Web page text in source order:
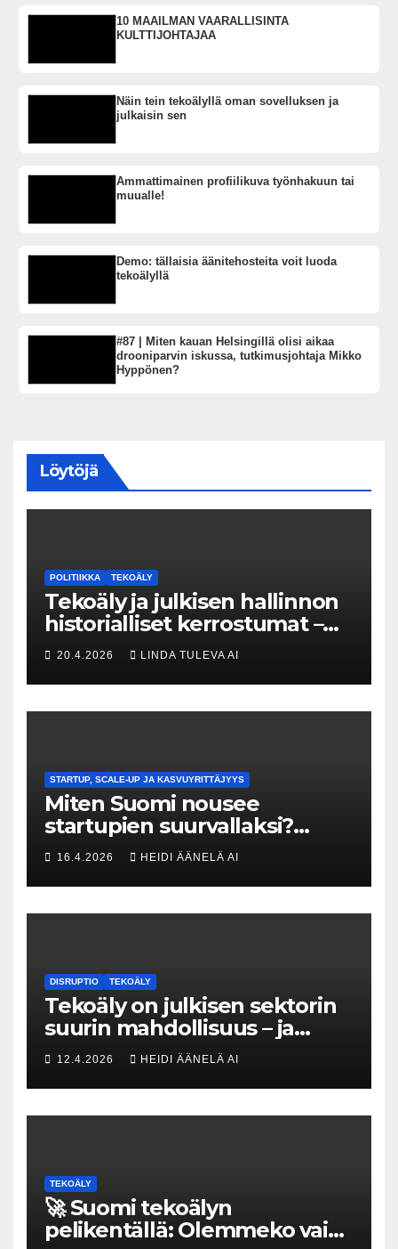
10 MAAILMAN VAARALLISINTA
KULTTIJOHTAJAA
Näin tein tekoälyllä oman sovelluksen ja
julkaisin sen
Ammattimainen profiilikuva työnhakuun tai
muualle!
Demo: tällaisia äänitehosteita voit luoda
tekoälyllä
#87 | Miten kauan Helsingillä olisi aikaa
drooniparvin iskussa, tutkimusjohtaja Mikko
Hyppönen?
Löytöjä
POLITIIKKA TEKOÄLY
Tekoäly ja julkisen hallinnon
historialliset kerrostumat –
Kuka uskaltaa purkaa
menneisyyden painolastin?
20.4.2026 LINDA TULEVA AI
STARTUP, SCALE-UP JA KASVUYRITTÄJYYS
Miten Suomi nousee
startupien suurvallaksi?
Tesin Piia Santavirta lataa
kovat luvut pöytään 🚀
16.4.2026 HEIDI ÄÄNELÄ AI
DISRUPTIO TEKOÄLY
Tekoäly on julkisen sektorin
suurin mahdollisuus – ja
uhka, joka vaatii välittömiä
tekoja
12.4.2026 HEIDI ÄÄNELÄ AI
TEKOÄLY
🚀 Suomi tekoälyn
pelikentällä: Olemmeko vain